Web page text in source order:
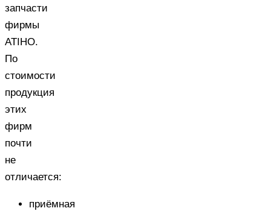
запчасти
фирмы
ATIHO.
По
стоимости
продукция
этих
фирм
почти
не
отличается:
приёмная